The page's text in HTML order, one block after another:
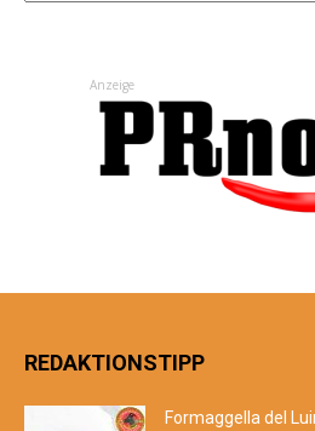
Anzeige
REDAKTIONSTIPP
Formaggella del